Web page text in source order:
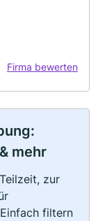
Firma bewerten
mehr
zur
filtern